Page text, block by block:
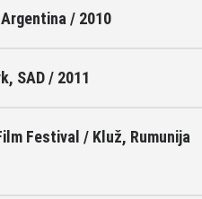
/ 2010
SAD / 2011
Festival / Kluž, Rumunija